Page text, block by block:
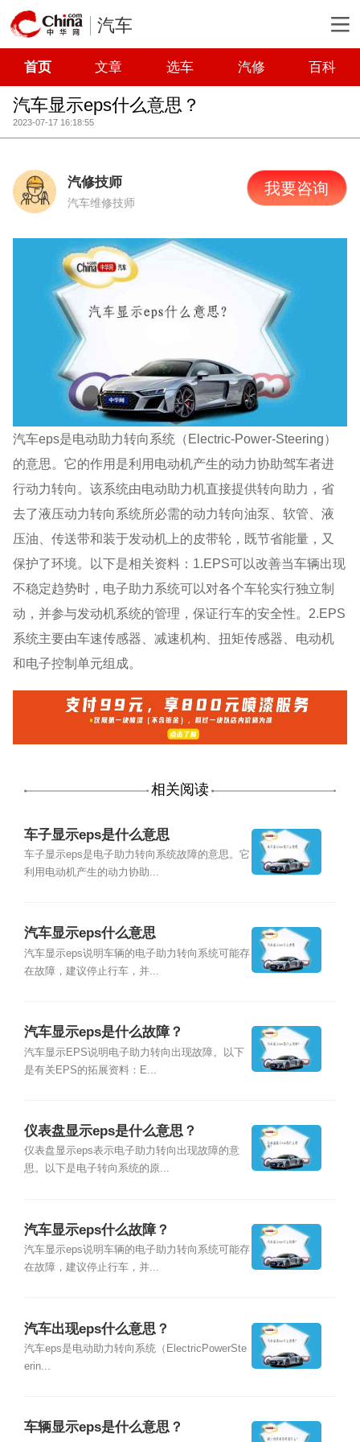
汽车
首页 文章 选车 汽修 百科
汽车显示eps什么意思？
2023-07-17 16:18:55
汽修技师
汽车维修技师
我要咨询
汽车eps是电动助力转向系统（Electric-Power-Steering）
的意思。它的作用是利用电动机产生的动力协助驾车者进
行动力转向。该系统由电动助力机直接提供转向助力，省
去了液压动力转向系统所必需的动力转向油泵、软管、液
压油、传送带和装于发动机上的皮带轮，既节省能量，又
保护了环境。以下是相关资料：1.EPS可以改善当车辆出现
不稳定趋势时，电子助力系统可以对各个车轮实行独立制
动，并参与发动机系统的管理，保证行车的安全性。2.EPS
系统主要由车速传感器、减速机构、扭矩传感器、电动机
和电子控制单元组成。
相关阅读
车子显示eps是什么意思
车子显示eps是电子助力转向系统故障的意思。它
利用电动机产生的动力协助...
汽车显示eps什么意思
汽车显示eps说明车辆的电子助力转向系统可能存
在故障，建议停止行车，并...
汽车显示eps是什么故障？
汽车显示EPS说明电子助力转向出现故障。以下
是有关EPS的拓展资料：E...
仪表盘显示eps是什么意思？
仪表盘显示eps表示电子助力转向出现故障的意
思。以下是电子转向系统的原...
汽车显示eps什么故障？
汽车显示eps说明车辆的电子助力转向系统可能存
在故障，建议停止行车，并...
汽车出现eps什么意思？
汽车eps是电动助力转向系统（ElectricPowerSte
erin...
车辆显示eps是什么意思？